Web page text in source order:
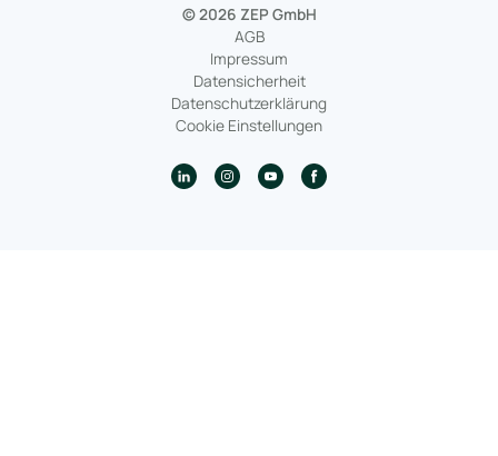
© 2026 ZEP GmbH
AGB
Impressum
Datensicherheit
Datenschutzerklärung
Cookie Einstellungen